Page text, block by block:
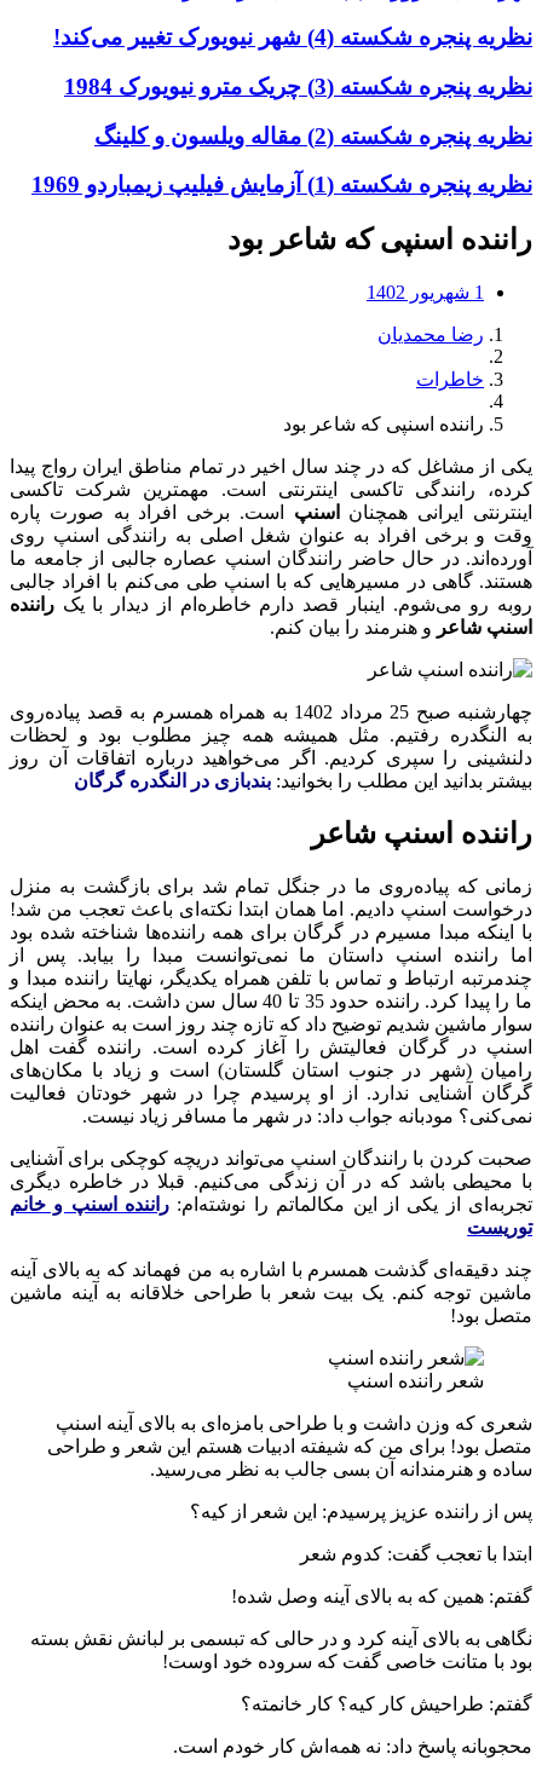
نظریه پنجره شکسته (4) شهر نیویورک تغییر می‌کند!
نظریه پنجره شکسته (3) چریک مترو نیویورک 1984
نظریه پنجره شکسته (2) مقاله ویلسون و کلینگ
نظریه پنجره شکسته (1) آزمایش فیلیپ زیمباردو 1969
راننده اسنپی که شاعر بود
1 شهریور 1402
رضا محمدیان
خاطرات
راننده اسنپی که شاعر بود
یکی از مشاغل که در چند سال اخیر در تمام مناطق ایران رواج پیدا
کرده، رانندگی تاکسی اینترنتی است. مهمترین شرکت تاکسی
اینترنتی ایرانی همچنان
اسنپ است. برخی افراد به صورت پاره
وقت و برخی افراد به عنوان شغل اصلی به رانندگی اسنپ روی
آورده‌اند. در حال حاضر رانندگان اسنپ عصاره جالبی از جامعه ما
هستند. گاهی در مسیرهایی که با اسنپ طی می‌کنم با افراد جالبی
روبه رو می‌شوم. اینبار قصد دارم خاطره‌ام از دیدار با یک راننده
اسنپ شاعر و هنرمند را بیان کنم.
چهارشنبه صبح 25 مرداد 1402 به همراه همسرم به قصد پیاده‌روی
به النگدره رفتیم. مثل همیشه همه چیز مطلوب بود و لحظات
دلنشینی را سپری کردیم. اگر می‌خواهید درباره اتفاقات آن روز
بیشتر بدانید این مطلب را بخوانید: بندبازی در النگدره گرگان
راننده اسنپ شاعر
زمانی که پیاده‌روی ما در جنگل تمام شد برای بازگشت به منزل
درخواست اسنپ دادیم. اما همان ابتدا نکته‌ای باعث تعجب‌ من شد!
با اینکه مبدا مسیرم در گرگان برای همه راننده‌ها شناخته شده بود
اما راننده‌ اسنپ داستان ما نمی‌توانست مبدا را بیابد. پس از
چندمرتبه ارتباط و تماس با تلفن همراه یکدیگر، نهایتا راننده مبدا و
ما را پیدا کرد. راننده حدود 35 تا 40 سال سن داشت. به محض اینکه
سوار ماشین شدیم توضیح داد که تازه چند روز است به عنوان راننده
اسنپ در گرگان فعالیتش را آغاز کرده است. راننده گفت اهل
رامیان (شهر در جنوب استان گلستان) است و زیاد با مکان‌های
گرگان آشنایی ندارد. از او پرسیدم چرا در شهر خودتان فعالیت
نمی‌کنی؟ مودبانه جواب داد: در شهر ما مسافر زیاد نیست.
صحبت کردن با رانندگان اسنپ می‌تواند دریچه کوچکی برای آشنایی
با محیطی باشد که در آن زندگی می‌کنیم. قبلا در خاطره دیگری
تجربه‌ای از یکی از این مکالماتم را نوشته‌ام: راننده اسنپ و خانم
توریست
چند دقیقه‌ای گذشت همسرم با اشاره به من فهماند که به بالای آینه
ماشین توجه کنم. یک بیت شعر با طراحی خلاقانه به آینه ماشین
متصل بود!
شعر راننده اسنپ
شعری که وزن داشت و با طراحی بامزه‌ای به بالای آینه اسنپ
متصل بود! برای من که شیفته ادبیات هستم این شعر و طراحی
ساده و هنرمندانه آن بسی جالب به نظر می‌رسید.
پس از راننده عزیز پرسیدم: این شعر از کیه؟
ابتدا با تعجب گفت: کدوم شعر
گفتم: همین که به بالای آینه وصل شده!
نگاهی به بالای آینه کرد و در حالی که تبسمی بر لبانش نقش بسته
بود با متانت خاصی گفت که سروده خود اوست!
گفتم: طراحیش کار کیه؟ کار خانمته؟
محجوبانه پاسخ داد: نه همه‌اش کار خودم است.